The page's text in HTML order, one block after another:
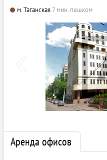
м. Таганская 7 мин. пешком
Аренда офисов